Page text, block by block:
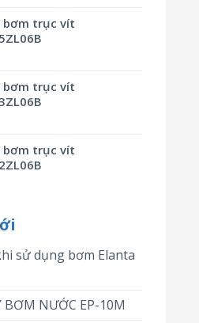
bơm trục vít
bơm trục vít
bơm trục vít
sử dụng bơm Elanta
NƯỚC EP-10M